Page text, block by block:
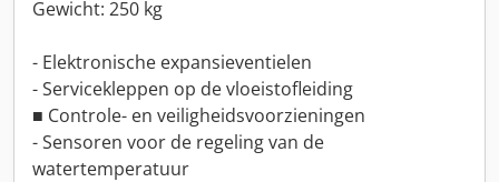
Gewicht: 250 kg
- Elektronische expansieventielen
- Servicekleppen op de vloeistofleiding
■ Controle- en veiligheidsvoorzieningen
- Sensoren voor de regeling van de
watertemperatuur